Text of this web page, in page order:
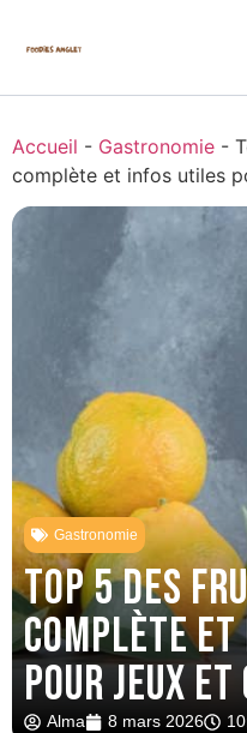
Accueil - Gastronomie -
complète et infos utiles
Gastronomie
Top 5 des
complète
pour jeux et
Alma 8 mars 2026